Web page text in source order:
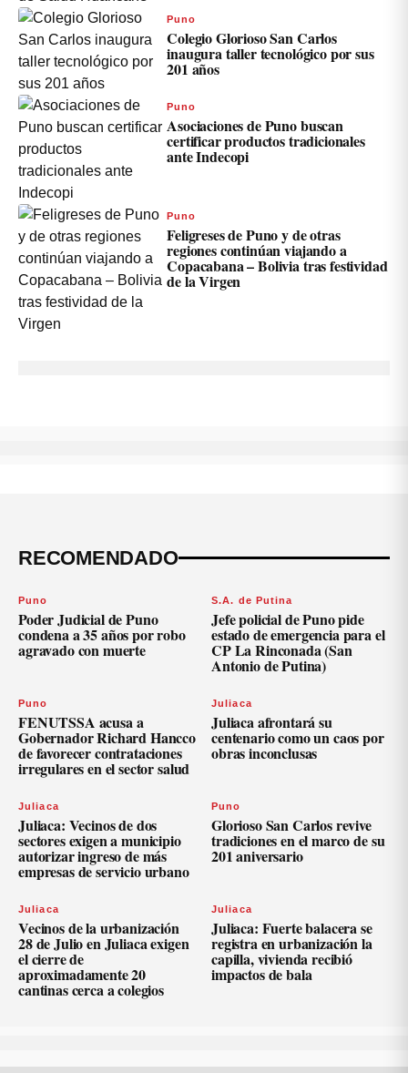
Puno
Colegio Glorioso San Carlos
inaugura taller tecnológico por sus
201 años
Puno
Asociaciones de Puno buscan
certificar productos tradicionales
ante Indecopi
Puno
Feligreses de Puno y de otras
regiones continúan viajando a
Copacabana – Bolivia tras festividad
de la Virgen
RECOMENDADO
Puno
Poder Judicial de Puno
condena a 35 años por robo
agravado con muerte
S.A. de Putina
Jefe policial de Puno pide
estado de emergencia para el
CP La Rinconada (San
Antonio de Putina)
Puno
FENUTSSA acusa a
Gobernador Richard Hancco
de favorecer contrataciones
irregulares en el sector salud
Juliaca
Juliaca afrontará su
centenario como un caos por
obras inconclusas
Juliaca
Juliaca: Vecinos de dos
sectores exigen a municipio
autorizar ingreso de más
empresas de servicio urbano
Puno
Glorioso San Carlos revive
tradiciones en el marco de su
201 aniversario
Juliaca
Vecinos de la urbanización
28 de Julio en Juliaca exigen
el cierre de
aproximadamente 20
cantinas cerca a colegios
Juliaca
Juliaca: Fuerte balacera se
registra en urbanización la
capilla, vivienda recibió
impactos de bala